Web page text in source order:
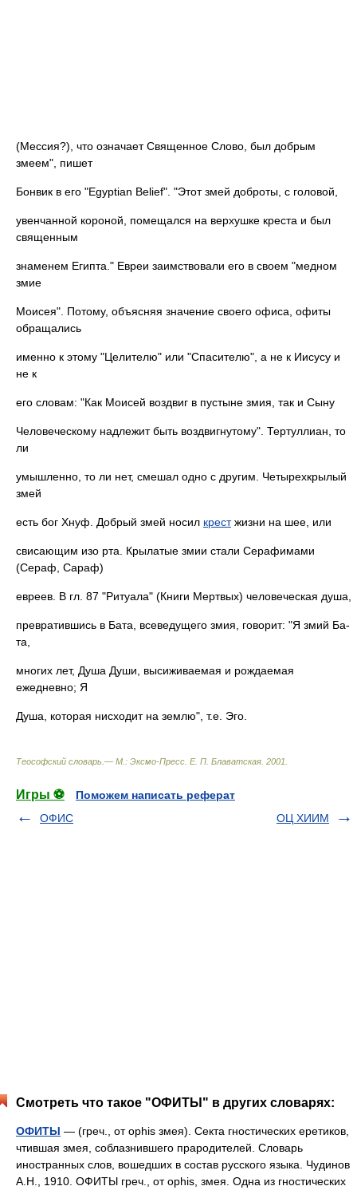
(Мессия?), что означает Священное Слово, был добрым
змеем", пишет
Бонвик в его "Egyptian Belief". "Этот змей доброты, с головой,
увенчанной короной, помещался на верхушке креста и был
священным
знаменем Египта." Евреи заимствовали его в своем "медном
змие
Моисея". Потому, объясняя значение своего офиса, офиты
обращались
именно к этому "Целителю" или "Спасителю", а не к Иисусу и
не к
его словам: "Как Моисей воздвиг в пустыне змия, так и Сыну
Человеческому надлежит быть воздвигнутому". Тертуллиан, то
ли
умышленно, то ли нет, смешал одно с другим. Четырехкрылый
змей
есть бог Хнуф. Добрый змей носил крестжизни на шее, или
свисающим изо рта. Крылатые змии стали Серафимами
(Сераф, Сараф)
евреев. В гл. 87 "Ритуала" (Книги Мертвых) человеческая душа,
превратившись в Бата, всеведущего змия, говорит: "Я змий Ба-
та,
многих лет, Душа Души, высиживаемая и рождаемая
ежедневно; Я
Душа, которая нисходит на землю", т.е. Эго.
Теософский словарь.— М.: Эксмо-Пресс Е. П. Блаватская 2001
Игры ⚽
Поможем написать реферат
ОФИС
ОЦ ХИИМ
Смотреть что такое "ОФИТЫ" в других словарях:
ОФИТЫ — (греч., от ophis змея). Секта гностических еретиков,
чтившая змея, соблазнившего прародителей. Словарь
иностранных слов, вошедших в состав русского языка. Чудинов
А.Н., 1910. ОФИТЫ греч., от ophis, змея. Одна из гностических